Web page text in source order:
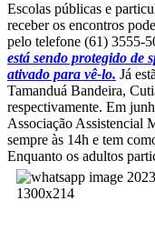
Escolas públicas e
receber os encontros
pelo telefone (61) 3555-
está sendo protegido de
ativado para vê-lo. Já
Tamanduá Bandeira,
respectivamente. Em
Associação Assistencial
sempre às 14h e tem
Enquanto os adultos